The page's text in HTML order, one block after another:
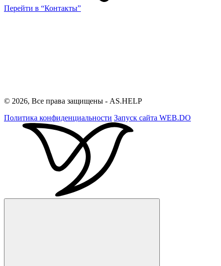
Перейти в “Контакты”
© 2026, Все права защищены - AS.HELP
Политика конфиденциальности Запуск сайта WEB.DO